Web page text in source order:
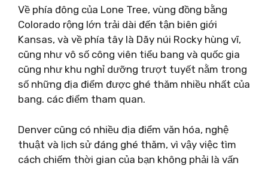
Về phía đông của Lone Tree, vùng đồng bằng
Colorado rộng lớn trải dài đến tận biên giới
Kansas, và về phía tây là Dãy núi Rocky hùng vĩ,
cũng như vô số công viên tiểu bang và quốc gia
cũng như khu nghỉ dưỡng trượt tuyết nằm trong
số những địa điểm được ghé thăm nhiều nhất của
bang. các điểm tham quan.
Denver cũng có nhiều địa điểm văn hóa, nghệ
thuật và lịch sử đáng ghé thăm, vì vậy việc tìm
cách chiếm thời gian của bạn không phải là vấn